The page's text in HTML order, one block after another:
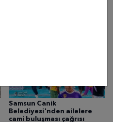
Samsun Canik
Belediyesi'nden ailelere
cami buluşması çağrısı